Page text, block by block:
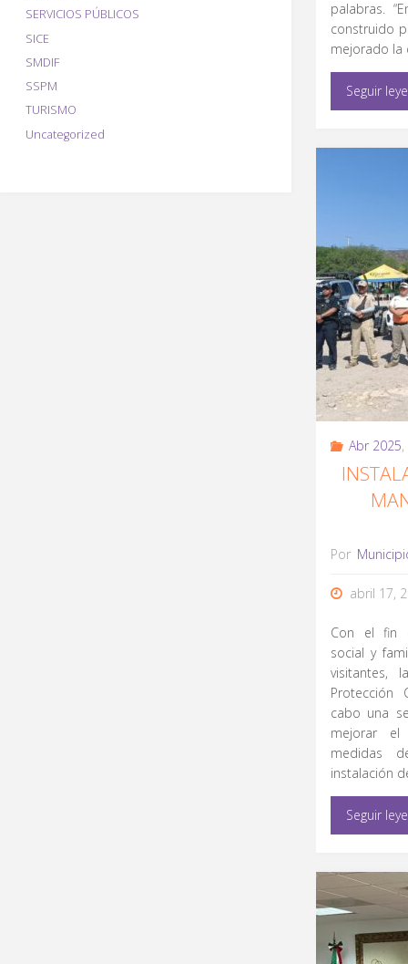
palabras.
construido
mejorado la
Seguir
Abr 2025,
Por
abril 17,
Con el fin
social y
visitantes,
Protección
cabo una
mejorar
medidas
instalación
Seguir
SERVICIOS PÚBLICOS
SICE
SMDIF
SSPM
TURISMO
Uncategorized